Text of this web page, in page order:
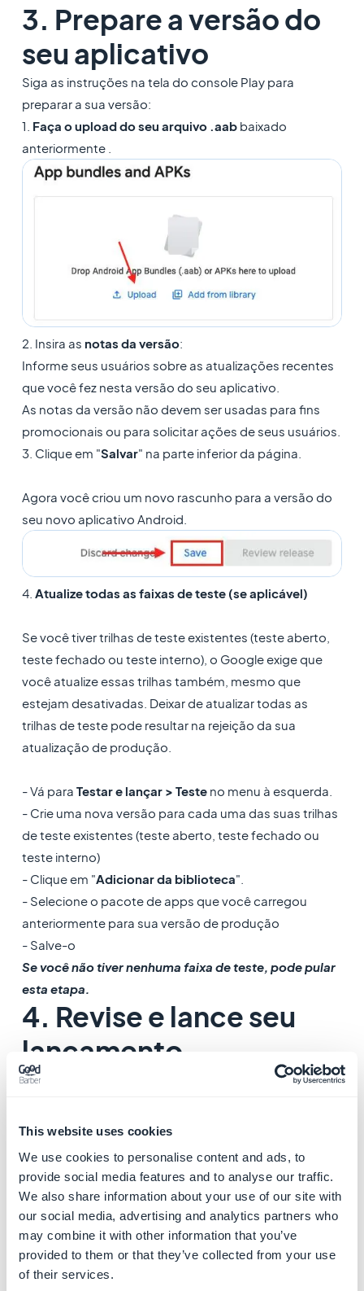
This website uses cookies
We use cookies to personalise content and ads, to
provide social media features and to analyse our traffic.
We also share information about your use of our site with
our social media, advertising and analytics partners who
may combine it with other information that you’ve
provided to them or that they’ve collected from your use
of their services.
3. Prepare a versão do
seu aplicativo
Siga as instruções na tela do console Play para
preparar a sua versão:
1. Faça o upload do seu arquivo .aabbaixado
anteriormente .
2. Insira as notas da versão:
Informe seus usuários sobre as atualizações recentes
que você fez nesta versão do seu aplicativo.
As notas da versão não devem ser usadas para fins
promocionais ou para solicitar ações de seus usuários.
3. Clique em "Salvar" na parte inferior da página.
Agora você criou um novo rascunho para a versão do
seu novo aplicativo Android.
4. Atualize todas as faixas de teste (se aplicável)
Se você tiver trilhas de teste existentes (teste aberto,
teste fechado ou teste interno), o Google exige que
você atualize essas trilhas também, mesmo que
estejam desativadas. Deixar de atualizar todas as
trilhas de teste pode resultar na rejeição da sua
atualização de produção.
- Vá para Testar e lançar > Testeno menu à esquerda.
- Crie uma nova versão para cada uma das suas trilhas
de teste existentes (teste aberto, teste fechado ou
teste interno)
- Clique em "Adicionar da biblioteca".
- Selecione o pacote de apps que você carregou
anteriormente para sua versão de produção
- Salve-o
Se você não tiver nenhuma faixa de teste, pode pular
esta etapa.
4. Revise e lance seu
lançamento
Pré-requisito:
antes de lançar sua versão, certifique-
loja > Página "Detalhes do app"
Edite os detalhes e as capturas de tela do aplicativo,
se necessário.
- Vocêpreparou seu aplicativo para revisãono
menuMonitorar e melhorar > Políticas e programas >